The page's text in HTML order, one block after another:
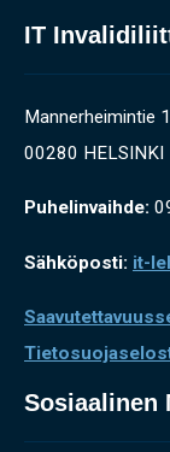
IT
Mannerheimintie
00280 HELSINKI
Puhelinvaihde:
Sähköposti: it-
Sosiaalinen